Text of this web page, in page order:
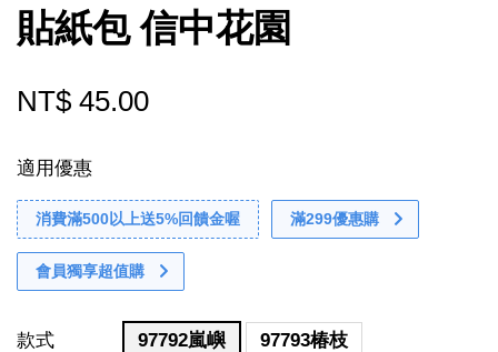
貼紙包 信中花園
NT$ 45.00
適用優惠
消費滿500以上送5%回饋金喔 滿299優惠購
會員獨享超值購
款式 97792嵐嶼
97793椿枝